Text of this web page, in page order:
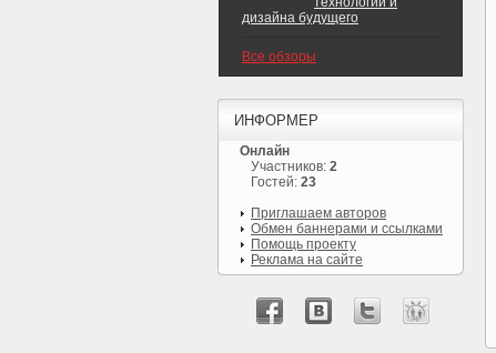
дизайна будущего
Все обзоры
ИНФОРМЕР
Онлайн
Участников: 2
Гостей: 23
Приглашаем авторов
Обмен баннерами и ссылками
Помощь проекту
Реклама на сайте